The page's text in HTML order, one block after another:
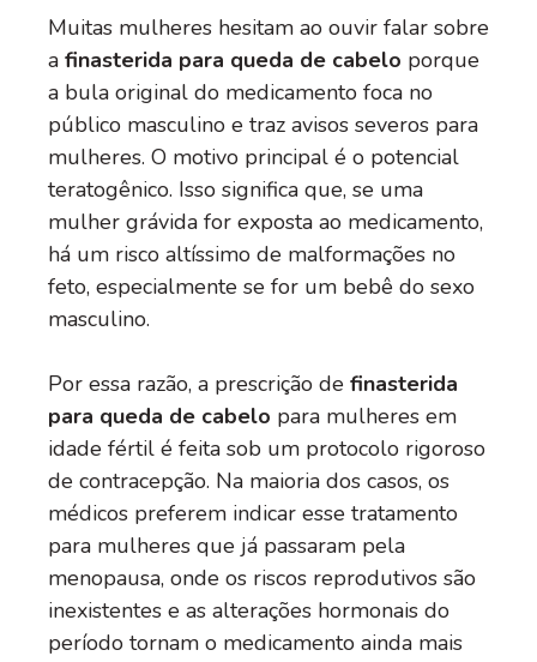
Muitas mulheres hesitam ao ouvir falar sobre
a finasterida para queda de cabelo porque
a bula original do medicamento foca no
público masculino e traz avisos severos para
mulheres. O motivo principal é o potencial
teratogênico. Isso significa que, se uma
mulher grávida for exposta ao medicamento,
há um risco altíssimo de malformações no
feto, especialmente se for um bebê do sexo
masculino.
Por essa razão, a prescrição de finasterida
para queda de cabelo para mulheres em
idade fértil é feita sob um protocolo rigoroso
de contracepção. Na maioria dos casos, os
médicos preferem indicar esse tratamento
para mulheres que já passaram pela
menopausa, onde os riscos reprodutivos são
inexistentes e as alterações hormonais do
período tornam o medicamento ainda mais